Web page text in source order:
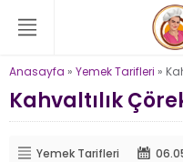
Anasayfa » Yemek Tarifleri »
Kahvaltılık
Yemek Tarifleri